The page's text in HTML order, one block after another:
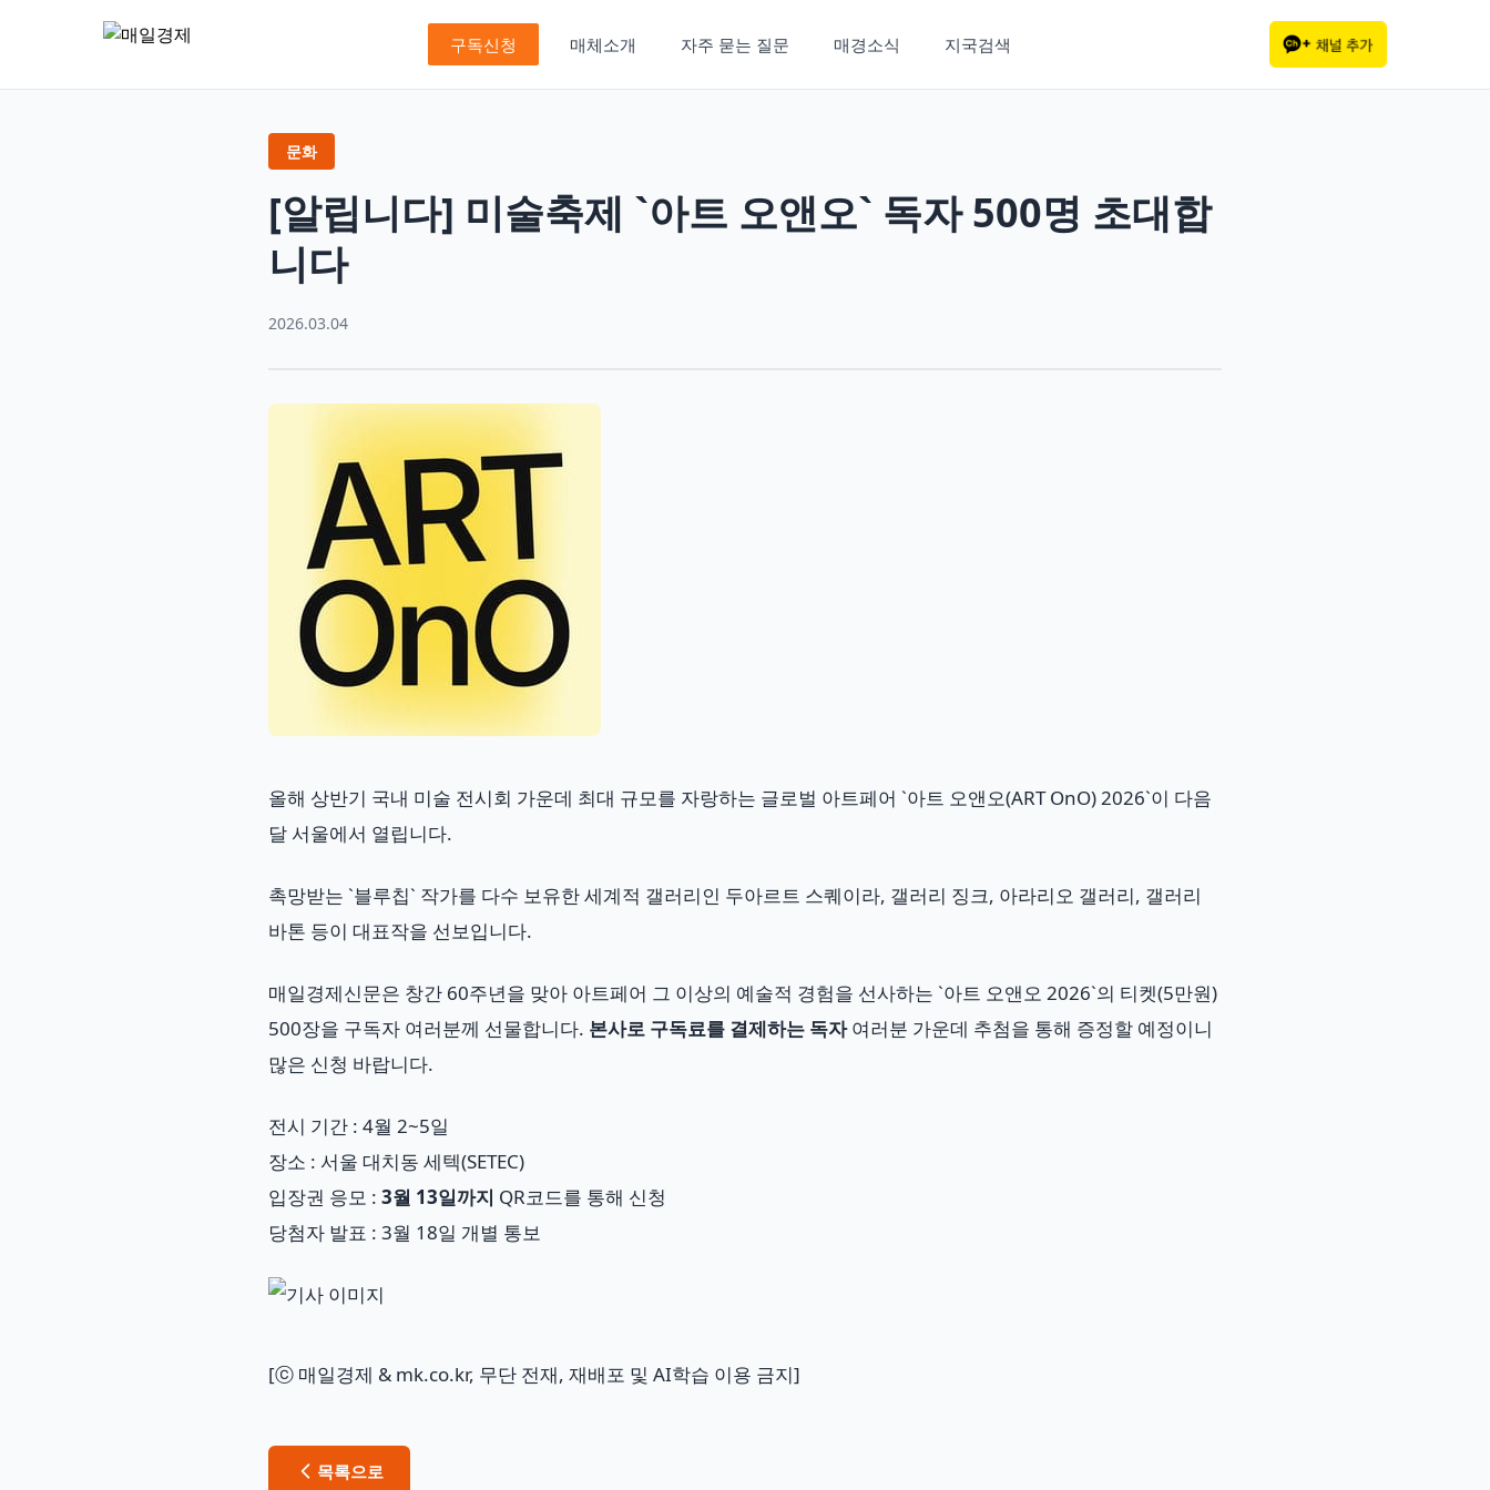
구독신청 매체소개 자주 묻는 질문 매경소식 지국검색
문화
[알립니다] 미술축제 `아트 오앤오` 독자 500명 초대합
니다
2026.03.04
올해 상반기 국내 미술 전시회 가운데 최대 규모를 자랑하는 글로벌 아트페어 `아트 오앤오(ART OnO) 2026`이 다음
달 서울에서 열립니다.
촉망받는 `블루칩` 작가를 다수 보유한 세계적 갤러리인 두아르트 스퀘이라, 갤러리 징크, 아라리오 갤러리, 갤러리
바톤 등이 대표작을 선보입니다.
매일경제신문은 창간 60주년을 맞아 아트페어 그 이상의 예술적 경험을 선사하는 `아트 오앤오 2026`의 티켓(5만원)
500장을 구독자 여러분께 선물합니다. 본사로 구독료를 결제하는 독자여러분 가운데 추첨을 통해 증정할 예정이니
많은 신청 바랍니다.
전시 기간 : 4월 2~5일
장소 : 서울 대치동 세텍(SETEC)
입장권 응모 : 3월 13일까지 QR코드를 통해 신청
당첨자 발표 : 3월 18일 개별 통보
[ⓒ 매일경제 & mk.co.kr, 무단 전재, 재배포 및 AI학습 이용 금지]
목록으로